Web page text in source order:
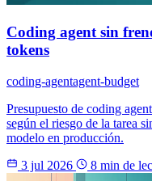
Coding agent sin
tokens
coding-agentagent-budget
Presupuesto de coding
según el riesgo de la tarea
modelo en producción.
3 jul 2026
8 min de